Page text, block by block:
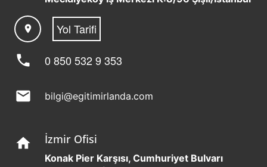
location_on Yol Tarifi
phone 0 850 532 9 353
mail bilgi@egitimirlanda.com
home İzmir Ofisi
Konak Pier Karşısı, Cumhuriyet Bulvarı